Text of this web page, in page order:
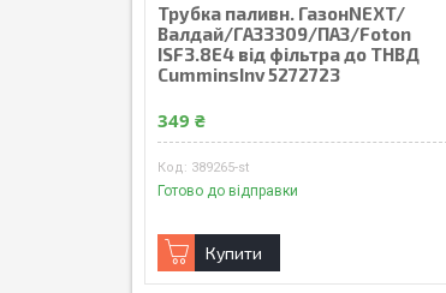
Трубка паливн. ГазонNEXT/
Валдай/ГАЗ3309/ПАЗ/Foton
ISF3.8E4 від фільтра до ТНВД
CumminsInv 5272723
349 ₴
389265-st
Готово до відправки
Купити